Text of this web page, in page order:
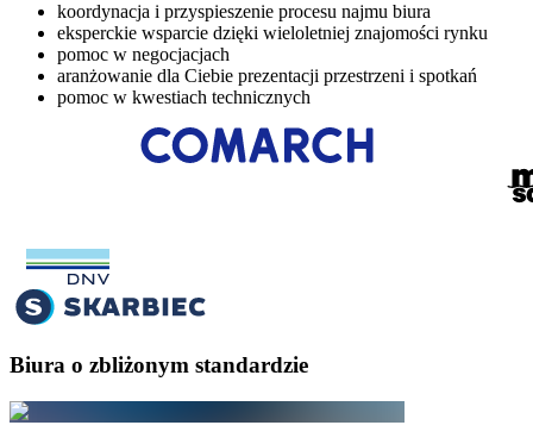
koordynacja i przyspieszenie procesu najmu biura
eksperckie wsparcie dzięki wieloletniej znajomości rynku
pomoc w negocjacjach
aranżowanie dla Ciebie prezentacji przestrzeni i spotkań
pomoc w kwestiach technicznych
Biura o zbliżonym standardzie